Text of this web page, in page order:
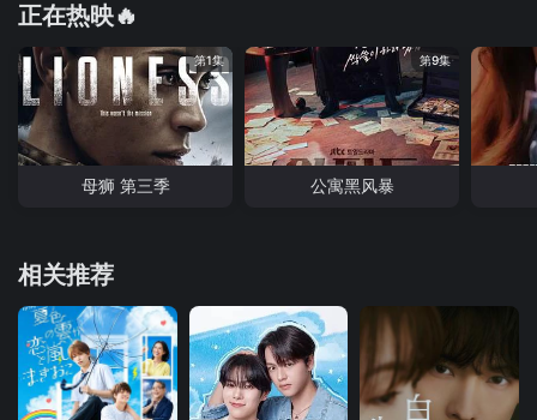
正在热映🔥
第1集
母狮 第三季
第9集
公寓黑风暴
相关推荐